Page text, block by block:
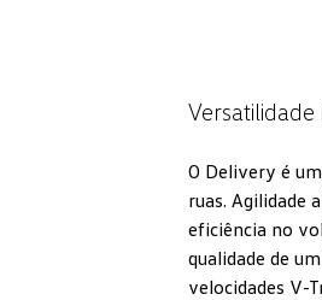
O Delivery é
ruas. Agilidade
eficiência no
qualidade de
velocidades V-